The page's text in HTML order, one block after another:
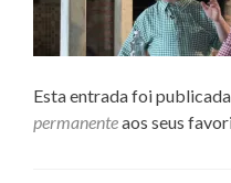
Esta entrada foi
permanenteaos seus